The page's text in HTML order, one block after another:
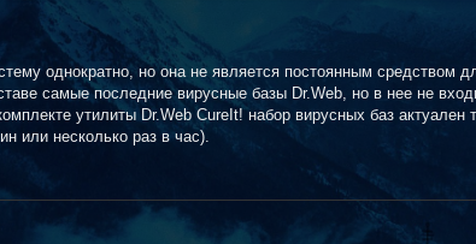
однократно, но она не является постоянным средством
самые последние вирусные базы Dr.Web, но в нее не
утилиты Dr.Web CureIt! набор вирусных баз актуален
или несколько раз в час).